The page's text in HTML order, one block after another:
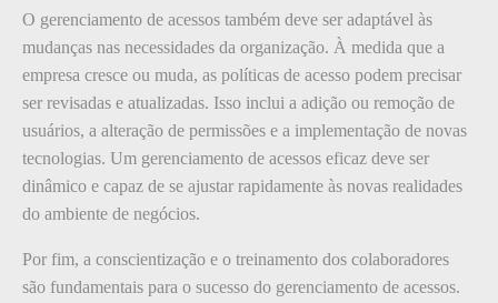
O gerenciamento de acessos também deve ser adaptável às
mudanças nas necessidades da organização. À medida que a
empresa cresce ou muda, as políticas de acesso podem precisar
ser revisadas e atualizadas. Isso inclui a adição ou remoção de
usuários, a alteração de permissões e a implementação de novas
tecnologias. Um gerenciamento de acessos eficaz deve ser
dinâmico e capaz de se ajustar rapidamente às novas realidades
do ambiente de negócios.
Por fim, a conscientização e o treinamento dos colaboradores
são fundamentais para o sucesso do gerenciamento de acessos.